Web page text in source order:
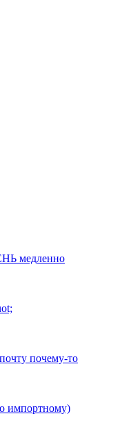
медленно
почему-то
импортному)